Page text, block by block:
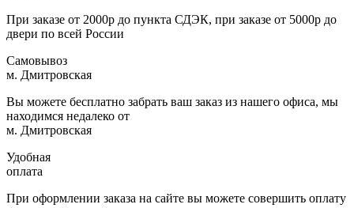
При заказе от 2000р до пункта СДЭК, при заказе от 5000р до
двери по всей России
Самовывоз
м. Дмитровская
Вы можете бесплатно забрать ваш заказ из нашего офиса, мы
находимся недалеко от
м. Дмитровская
Удобная
оплата
При оформлении заказа на сайте вы можете совершить оплату